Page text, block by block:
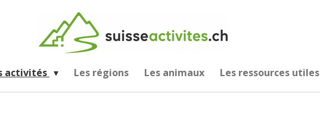
activités Les régions Les animaux Les ressources utiles